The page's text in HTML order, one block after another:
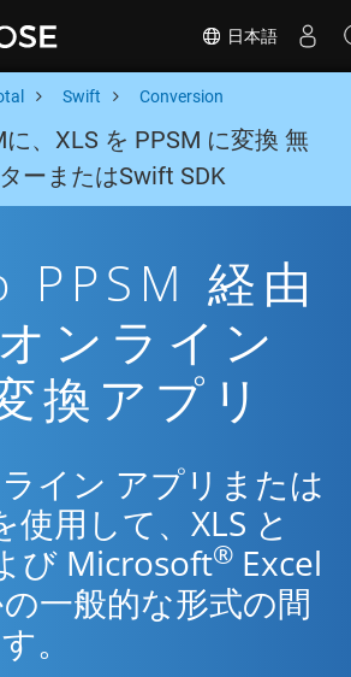
日本語
Swift Conversion
に、XLS を PPSM に変換 無
ーまたはSwift SDK
PPSM 経由
ンライン
換アプリ
イン アプリまたは
使用して、XLS と
び Microsoft® Excel
一般的な形式の間
。